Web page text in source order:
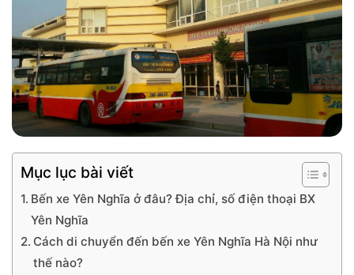
Mục lục bài viết
Bến xe Yên Nghĩa ở đâu? Địa chỉ, số điện thoại BX
Yên Nghĩa
Cách di chuyển đến bến xe Yên Nghĩa Hà Nội như
thế nào?